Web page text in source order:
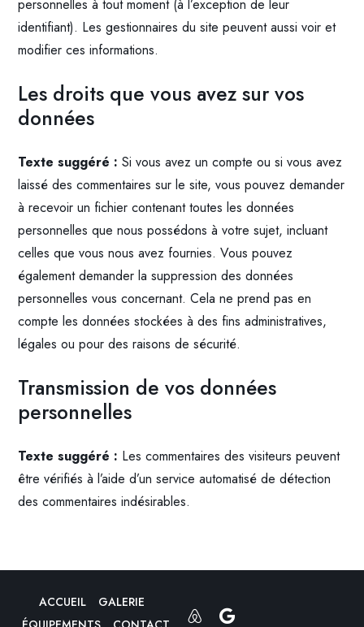
personnelles à tout moment (à l’exception de leur
identifiant). Les gestionnaires du site peuvent aussi voir et
modifier ces informations.
Les droits que vous avez sur vos
données
Texte suggéré :Si vous avez un compte ou si vous avez
laissé des commentaires sur le site, vous pouvez demander
à recevoir un fichier contenant toutes les données
personnelles que nous possédons à votre sujet, incluant
celles que vous nous avez fournies. Vous pouvez
également demander la suppression des données
personnelles vous concernant. Cela ne prend pas en
compte les données stockées à des fins administratives,
légales ou pour des raisons de sécurité.
Transmission de vos données
personnelles
Texte suggéré : Les commentaires des visiteurs peuvent
être vérifiés à l’aide d’un service automatisé de détection
des commentaires indésirables.
ACCUEIL
GALERIE